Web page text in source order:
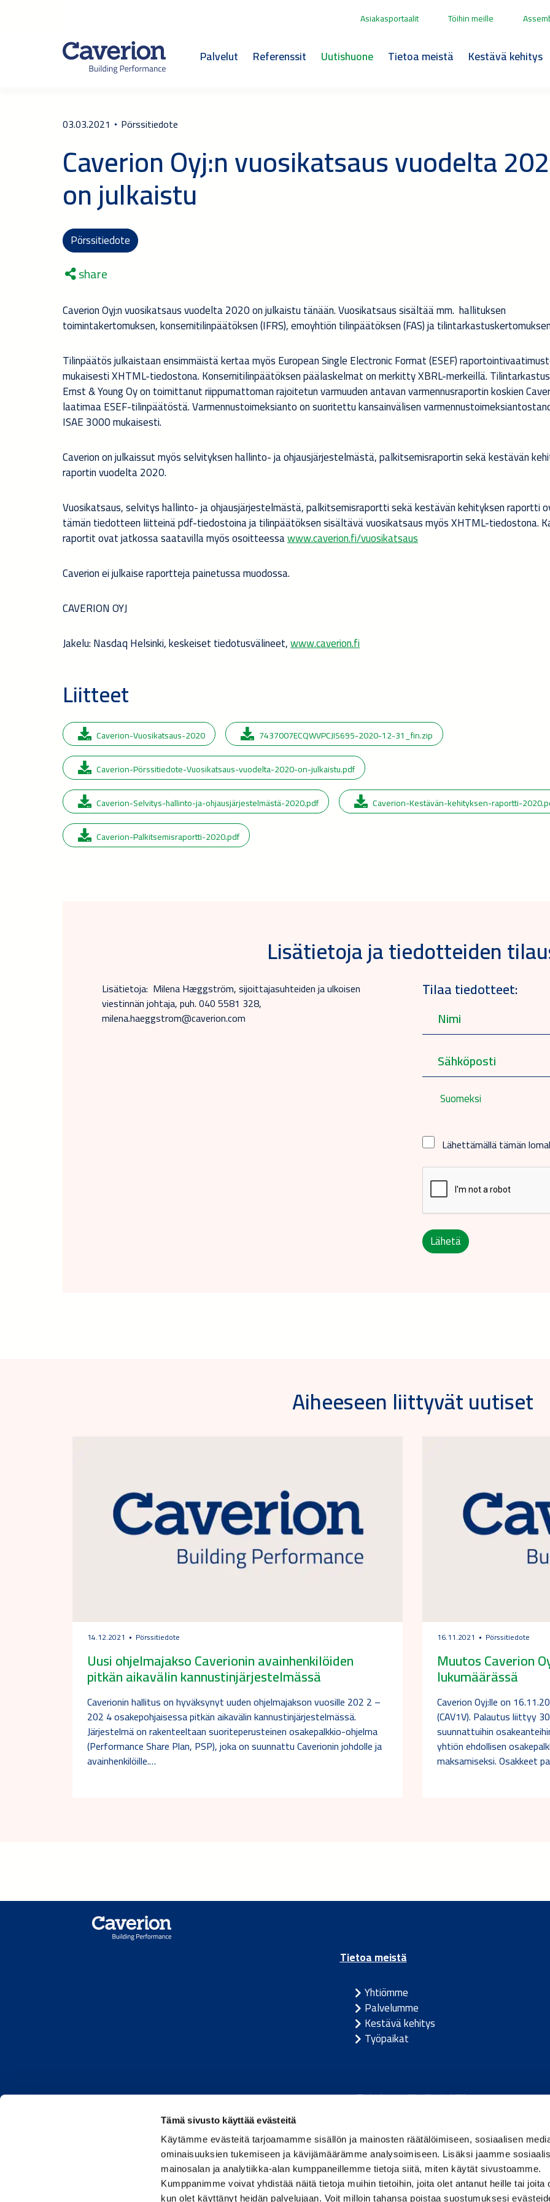
Tämä sivusto käyttää evästeitä
Käytämme evästeitä tarjoamamme sisällön ja mainosten räätälöimiseen, sosiaalisen
ominaisuuksien tukemiseen ja kävijämäärämme analysoimiseen. Lisäksi jaamme
mainosalan ja analytiikka-alan kumppaneillemme tietoja siitä, miten käytät sivustoamme.
Kumppanimme voivat yhdistää näitä tietoja muihin tietoihin, joita olet antanut heille tai joita
kun olet käyttänyt heidän palvelujaan. Voit milloin tahansa poistaa suostumuksesi
Asiakasportaalit Töihin meille
Palvelut Referenssit Uutishuone Tietoa meistä Kestävä kehitys
03.03.2021 Pörssitiedote
Caverion Oyj:n vuosikatsaus vuodelta
on julkaistu
Pörssitiedote
share
CaverionOyj:n vuosikatsaus vuodelta 2020 on julkaistu tänään. Vuosikatsaus sisältää mm. hallituksen
toimintakertomuksen, konsernitilinpäätöksen (IFRS), emoyhtiön tilinpäätöksen (FAS) ja
Tilinpäätös julkaistaan ensimmäistä kertaa myös European Single Electronic Format (ESEF)
mukaisesti XHTML-tiedostona. Konsernitilinpäätöksen päälaskelmat on merkitty XBRL-merkeillä.
Ernst & Young Oy on toimittanut riippumattoman rajoitetun varmuuden antavan varmennusraportin koskien
laatimaa ESEF-tilinpäätöstä. Varmennustoimeksianto on suoritettu kansainvälisen
ISAE 3000 mukaisesti.
Caverion on julkaissut myös selvityksen hallinto- ja ohjausjärjestelmästä, palkitsemisraportin sekä kestävän
raportin vuodelta 2020.
Vuosikatsaus, selvitys hallinto- ja ohjausjärjestelmästä, palkitsemisraportti sekä kestävän kehityksen raportti
tämän tiedotteen liitteinä pdf-tiedostoinaja tilinpäätöksen sisältävä vuosikatsaus myös XHTML-tiedostona.
raportit ovat jatkossa saatavilla myös osoitteessawww.caverion.fi/vuosikatsaus
Caverion ei julkaise raportteja painetussa muodossa.
CAVERION OYJ
Jakelu: Nasdaq Helsinki, keskeiset tiedotusvälineet,www.caverion.fi
Liitteet
Caverion-Vuosikatsaus-2020 7437007ECQWVPCJIS695-2020-12-31_fin.zip
Caverion-Pörssitiedote-Vuosikatsaus-vuodelta-2020-on-julkaistu.pdf
Caverion-Selvitys-hallinto-ja-ohjausjärjestelmästä-2020.pdf Caverion-Kestävän-kehityksen-raportti-
Caverion-Palkitsemisraportti-2020.pdf
Lisätietoja ja tiedotteiden
Lisätietoja: Milena Hæggström, sijoittajasuhteiden ja ulkoisen
viestinnän johtaja, puh. 040 5581 328,
milena.haeggstrom@caverion.com
Tilaa tiedotteet:
Suomeksi
Lähettämällä tämän
Lähetä
Aiheeseen liittyvät uutiset
14.12.2021 Pörssitiedote
Uusi ohjelmajakso Caverionin avainhenkilöiden
pitkän aikavälin kannustinjärjestelmässä
Caverionin hallitus on hyväksynyt uuden ohjelmajakson vuosille 202 2 –
202 4 osakepohjaisessa pitkän aikavälin kannustinjärjestelmässä.
Järjestelmä on rakenteeltaan suoriteperusteinen osakepalkkio-ohjelma
(Performance Share Plan, PSP), joka on suunnattu Caverionin johdolle ja
avainhenkilöille.…
16.11.2021 Pörssitiedote
Muutos Caverion
lukumäärässä
Caverion Oyj:lle on
(CAV1V). Palautus liittyy
suunnattuihin
yhtiön ehdollisen
maksamiseksi. Osakkeet
Tietoa meistä
Yhtiömme
Palvelumme
Kestävä kehitys
Työpaikat
Toimivan elämän tekijä.
Caverion.com/Itävalta